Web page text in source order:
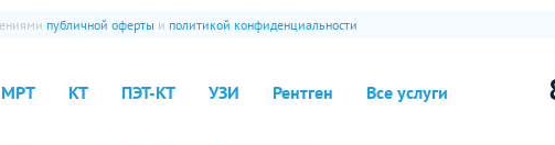
МРТ КТ ПЭТ-КТ УЗИ Рентген Все услуги
публичной оферты и политикой конфиденциальности